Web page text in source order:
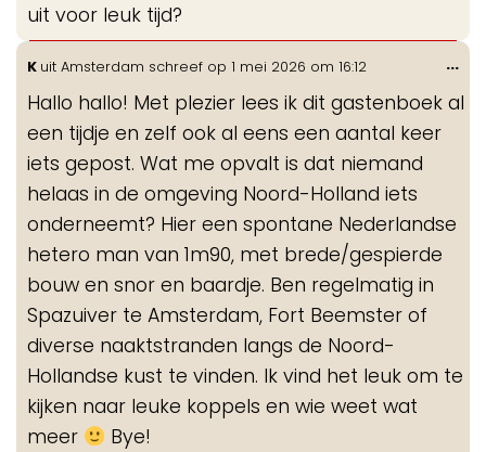
uit voor leuk tijd?
K uit Amsterdam schreef op 1 mei 2026 om 16:12
Hallo hallo! Met plezier lees ik dit gastenboek al
een tijdje en zelf ook al eens een aantal keer
iets gepost. Wat me opvalt is dat niemand
helaas in de omgeving Noord-Holland iets
onderneemt? Hier een spontane Nederlandse
hetero man van 1m90, met brede/gespierde
bouw en snor en baardje. Ben regelmatig in
Spazuiver te Amsterdam, Fort Beemster of
diverse naaktstranden langs de Noord-
Hollandse kust te vinden. Ik vind het leuk om te
kijken naar leuke koppels en wie weet wat
meer
Bye!
...